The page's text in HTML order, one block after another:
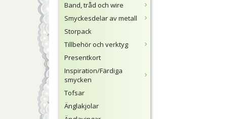
Band, tråd och wire
Smyckesdelar av metall
Storpack
Tillbehör och verktyg
Presentkort
Inspiration/Färdiga
smycken
Tofsar
Änglakjolar